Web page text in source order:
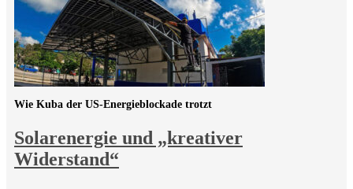
Solarenergie und „kreativer
Widerstand“
Wie Kuba der US-Energieblockade trotzt